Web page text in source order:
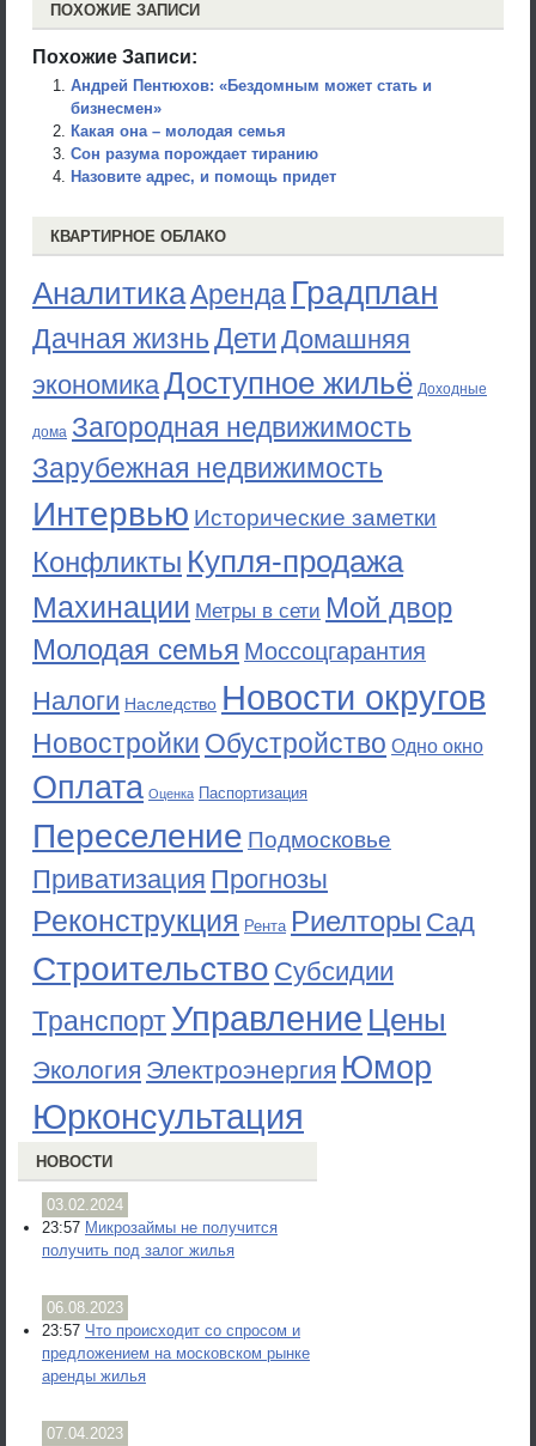
ПОХОЖИЕ ЗАПИСИ
Похожие Записи:
Андрей Пентюхов: «Бездомным может стать и
бизнесмен»
Какая она – молодая семья
Сон разума порождает тиранию
Назовите адрес, и помощь придет
КВАРТИРНОЕ ОБЛАКО
АналитикаАренда Градплан
Дачная жизньДети Домашняя
экономикаДоступное жильё Доходные
дома Загородная недвижимость
Зарубежная недвижимость
Интервью Исторические заметки
Конфликты Купля-продажа
Махинации Метры в сети Мой двор
Молодая семья Моссоцгарантия
Налоги Наследство Новости округов
Новостройки Обустройство Одно окно
Оплата Оценка Паспортизация
Переселение Подмосковье
Приватизация Прогнозы
Реконструкция Рента Риелторы Сад
Строительство Субсидии
ТранспортУправление Цены
Экология Электроэнергия Юмор
Юрконсультация
НОВОСТИ
03.02.2024
23:57 Микрозаймы не получится
получить под залог жилья
06.08.2023
23:57 Что происходит со спросом и
предложением на московском рынке
аренды жилья
07.04.2023